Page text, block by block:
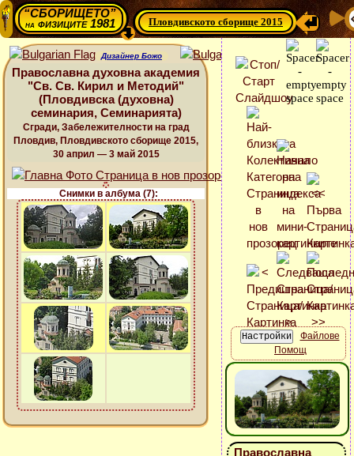
“СБОРИЩЕТО”
нафизиците 1981 Пловдивското сборище 2015
Дизайнер Божо
Православна духовна академия
"Св. Св. Кирил и Методий"
(Пловдивска (духовна)
семинария, Семинарията)
Сгради, Забележителности на град
Пловдив, Пловдивското сборище 2015,
30 април — 3 май 2015
Снимки в албума (7):
Файлове
Помощ
Православна